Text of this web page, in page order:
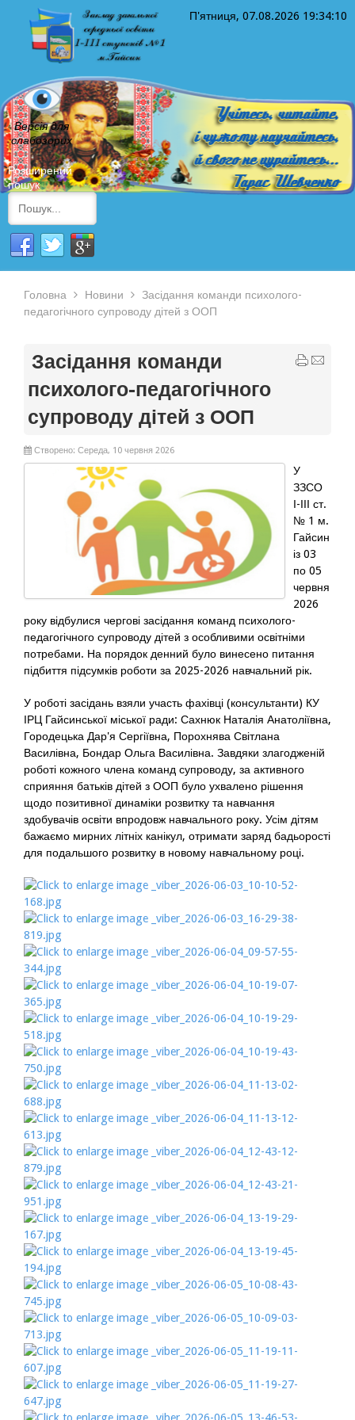
П'ятниця, 07.08.2026 19:34:10
Версія для
слабозорих
Розширений
пошук
Головна Новини
Засідання команди психолого-
педагогічного супроводу дітей з ООП
Засідання команди
психолого-педагогічного
супроводу дітей з ООП
Створено: Середа, 10 червня 2026
У
ЗЗСО
І-ІІІ ст.
№ 1 м.
Гайсин
із 03
по 05
червня
2026
року відбулися чергові засідання команд психолого-
педагогічного супроводу дітей з особливими освітніми
потребами. На порядок денний було винесено питання
підбиття підсумків роботи за 2025-2026 навчальний рік.
У роботі засідань взяли участь фахівці (консультанти) КУ
ІРЦ Гайсинської міської ради: Сахнюк Наталія Анатоліївна,
Городецька Дар'я Сергіївна, Порохнява Світлана
Василівна, Бондар Ольга Василівна. Завдяки злагодженій
роботі кожного члена команд супроводу, за активного
сприяння батьків дітей з ООП було ухвалено рішення
щодо позитивної динаміки розвитку та навчання
здобувачів освіти впродовж навчального року. Усім дітям
бажаємо мирних літніх канікул, отримати заряд бадьорості
для подальшого розвитку в новому навчальному році.